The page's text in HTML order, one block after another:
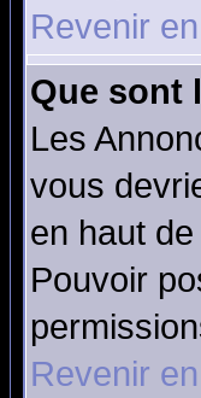
Revenir
Que sont
Les
vous
en haut
Pouvoir
Revenir